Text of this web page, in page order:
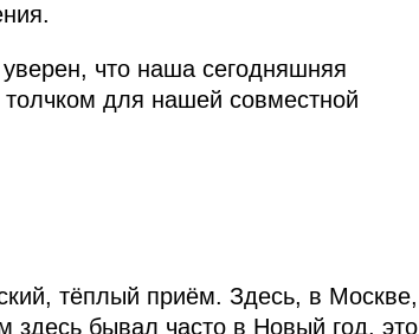
что наша сегодняшняя
для нашей совместной
тёплый приём. Здесь, в Москве,
здесь бывал часто в Новый год, это